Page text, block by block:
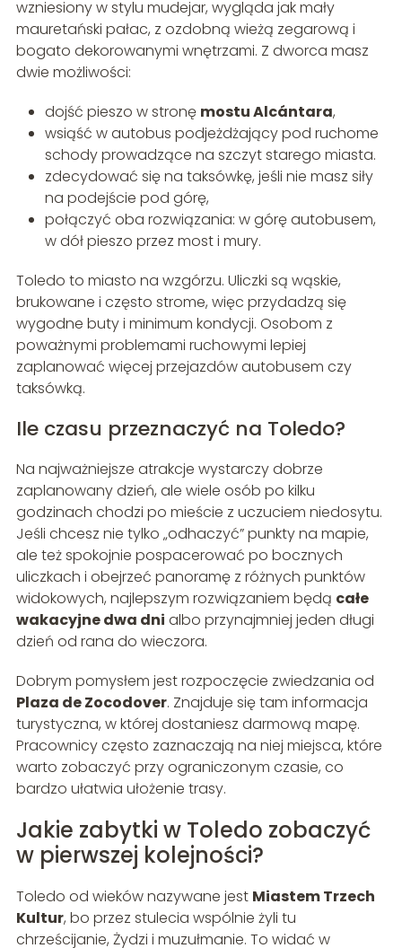
wzniesiony w stylu mudejar, wygląda jak mały
mauretański pałac, z ozdobną wieżą zegarową i
bogato dekorowanymi wnętrzami. Z dworca masz
dwie możliwości:
dojść pieszo w stronę mostu Alcántara,
wsiąść w autobus podjeżdżający pod ruchome
schody prowadzące na szczyt starego miasta.
zdecydować się na taksówkę, jeśli nie masz siły
na podejście pod górę,
połączyć oba rozwiązania: w górę autobusem,
w dół pieszo przez most i mury.
Toledo to miasto na wzgórzu. Uliczki są wąskie,
brukowane i często strome, więc przydadzą się
wygodne buty i minimum kondycji. Osobom z
poważnymi problemami ruchowymi lepiej
zaplanować więcej przejazdów autobusem czy
taksówką.
Ile czasu przeznaczyć na Toledo?
Na najważniejsze atrakcje wystarczy dobrze
zaplanowany dzień, ale wiele osób po kilku
godzinach chodzi po mieście z uczuciem niedosytu.
Jeśli chcesz nie tylko „odhaczyć” punkty na mapie,
ale też spokojnie pospacerować po bocznych
uliczkach i obejrzeć panoramę z różnych punktów
widokowych, najlepszym rozwiązaniem będą całe
wakacyjne dwa dni albo przynajmniej jeden długi
dzień od rana do wieczora.
Dobrym pomysłem jest rozpoczęcie zwiedzania od
Plaza de Zocodover. Znajduje się tam informacja
turystyczna, w której dostaniesz darmową mapę.
Pracownicy często zaznaczają na niej miejsca, które
warto zobaczyć przy ograniczonym czasie, co
bardzo ułatwia ułożenie trasy.
Jakie zabytki w Toledo zobaczyć
w pierwszej kolejności?
Toledo od wieków nazywane jest Miastem Trzech
Kultur, bo przez stulecia wspólnie żyli tu
chrześcijanie, Żydzi i muzułmanie. To widać w